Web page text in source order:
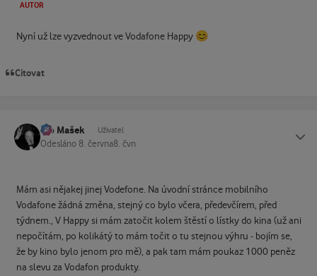
AUTOR
Nyní už lze vyzvednout ve Vodafone Happy 😊
Citovat
Ivo Mašek Uživatel
Odesláno 8. června8. čvn
Mám asi nějakej jinej Vodefone. Na úvodní stránce mobilního
Vodafone žádná změna, stejný co bylo včera, předevčírem, před
týdnem., V Happy si mám zatočit kolem štěstí o lístky do kina (už ani
nepočítám, po kolikátý to mám točit o tu stejnou výhru - bojím se,
že by kino bylo jenom pro mě), a pak tam mám poukaz 1000 peněz
na slevu za Vodafon produkty.